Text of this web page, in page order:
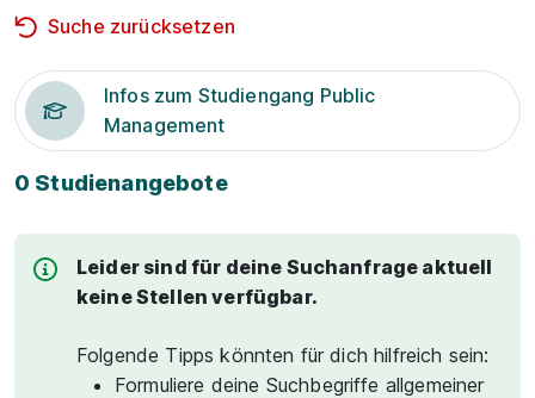
Suche zurücksetzen
Infos zum Studiengang Public
Management
0 Studienangebote
Leider sind für deine Suchanfrage aktuell
keine Stellen verfügbar.
Folgende Tipps könnten für dich hilfreich sein:
Formuliere deine Suchbegriffe allgemeiner